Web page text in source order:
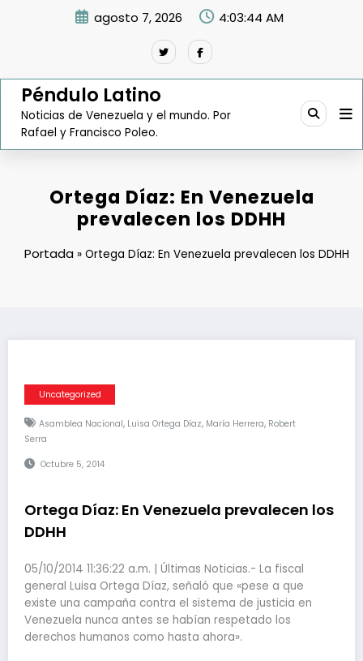
agosto 7, 2026 4:03:45 AM
Péndulo Latino
Noticias de Venezuela y el mundo. Por
Rafael y Francisco Poleo.
Ortega Díaz: En Venezuela
prevalecen los DDHH
Portada »Ortega Díaz: En Venezuela prevalecen los DDHH
Uncategorized
Asamblea Nacional, Luisa Ortega Díaz, María Herrera, Robert
Serra
Octubre 5, 2014
Ortega Díaz: En Venezuela prevalecen los
DDHH
05/10/2014 11:36:22 a.m. | Últimas Noticias.- La fiscal
general Luisa Ortega Díaz, señaló que «pese a que
existe una campaña contra el sistema de justicia en
Venezuela nunca antes se habían respetado los
derechos humanos como hasta ahora».